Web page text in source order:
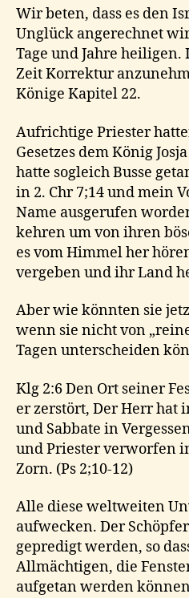
Wir beten, dass es den
Unglück angerechnet
Tage und Jahre heiligen.
Zeit Korrektur
Könige Kapitel 22.
Aufrichtige Priester
Gesetzes dem König
hatte sogleich Busse
in 2. Chr 7;14 und mein
Name ausgerufen
kehren um von ihren
es vom Himmel her
vergeben und ihr Land
Aber wie könnten sie
wenn sie nicht von
Tagen unterscheiden
Klg 2:6 Den Ort seiner
er zerstört, Der Herr hat
und Sabbate in
und Priester verworfen
Zorn. (Ps 2;10-12)
Alle diese weltweiten
aufwecken. Der
gepredigt werden, so
Allmächtigen, die
aufgetan werden